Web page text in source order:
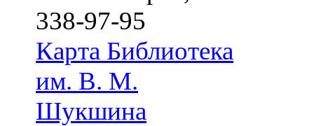
338-97-95
Карта Библиотека
им. В. М.
Шукшина